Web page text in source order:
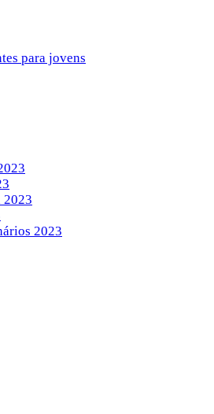
para jovens
2023
2023